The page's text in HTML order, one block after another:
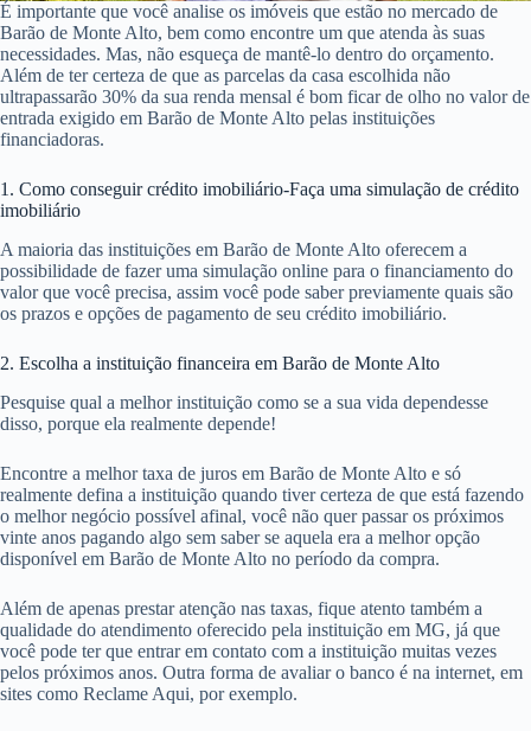
É importante que você analise os imóveis que estão no mercado de
Barão de Monte Alto, bem como encontre um que atenda às suas
necessidades. Mas, não esqueça de mantê-lo dentro do orçamento.
Além de ter certeza de que as parcelas da casa escolhida não
ultrapassarão 30% da sua renda mensal é bom ficar de olho no valor de
entrada exigido em Barão de Monte Alto pelas instituições
financiadoras.
1. Como conseguir crédito imobiliário-Faça uma simulação de crédito
imobiliário
A maioria das instituições em Barão de Monte Alto oferecem a
possibilidade de fazer uma simulação online para o financiamento do
valor que você precisa, assim você pode saber previamente quais são
os prazos e opções de pagamento de seu crédito imobiliário.
2. Escolha a instituição financeira em Barão de Monte Alto
Pesquise qual a melhor instituição como se a sua vida dependesse
disso, porque ela realmente depende!
Encontre a melhor taxa de juros em Barão de Monte Alto e só
realmente defina a instituição quando tiver certeza de que está fazendo
o melhor negócio possível afinal, você não quer passar os próximos
vinte anos pagando algo sem saber se aquela era a melhor opção
disponível em Barão de Monte Alto no período da compra.
Além de apenas prestar atenção nas taxas, fique atento também a
qualidade do atendimento oferecido pela instituição em MG, já que
você pode ter que entrar em contato com a instituição muitas vezes
pelos próximos anos. Outra forma de avaliar o banco é na internet, em
sites como Reclame Aqui, por exemplo.